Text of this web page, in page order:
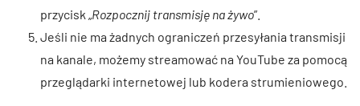
przycisk „ Rozpocznij transmisję na żywo”.
Jeśli nie ma żadnych ograniczeń przesyłania transmisji
na kanale, możemy streamować na YouTube za pomocą
przeglądarki internetowej lub kodera strumieniowego.